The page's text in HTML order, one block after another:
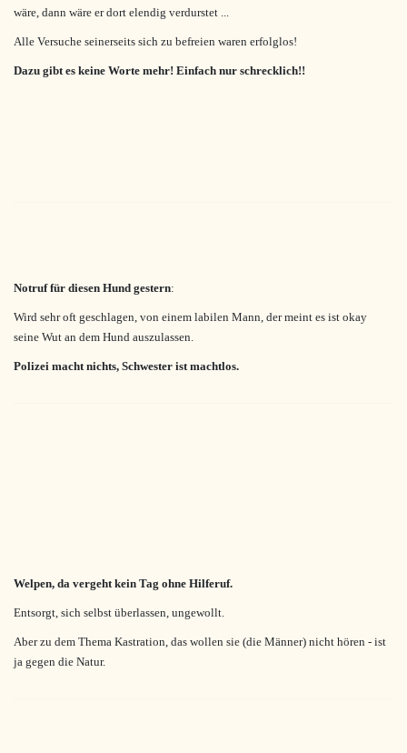
wäre, dann wäre er dort elendig verdurstet ...
Alle Versuche seinerseits sich zu befreien waren erfolglos!
Dazu gibt es keine Worte mehr! Einfach nur schrecklich!!
Notruf für diesen Hund gestern:
Wird sehr oft geschlagen, von einem labilen Mann, der meint es ist okay
seine Wut an dem Hund auszulassen.
Polizei macht nichts, Schwester ist machtlos.
Welpen, da vergeht kein Tag ohne Hilferuf.
Entsorgt, sich selbst überlassen, ungewollt.
Aber zu dem Thema Kastration, das wollen sie (die Männer) nicht hören - ist
ja gegen die Natur.